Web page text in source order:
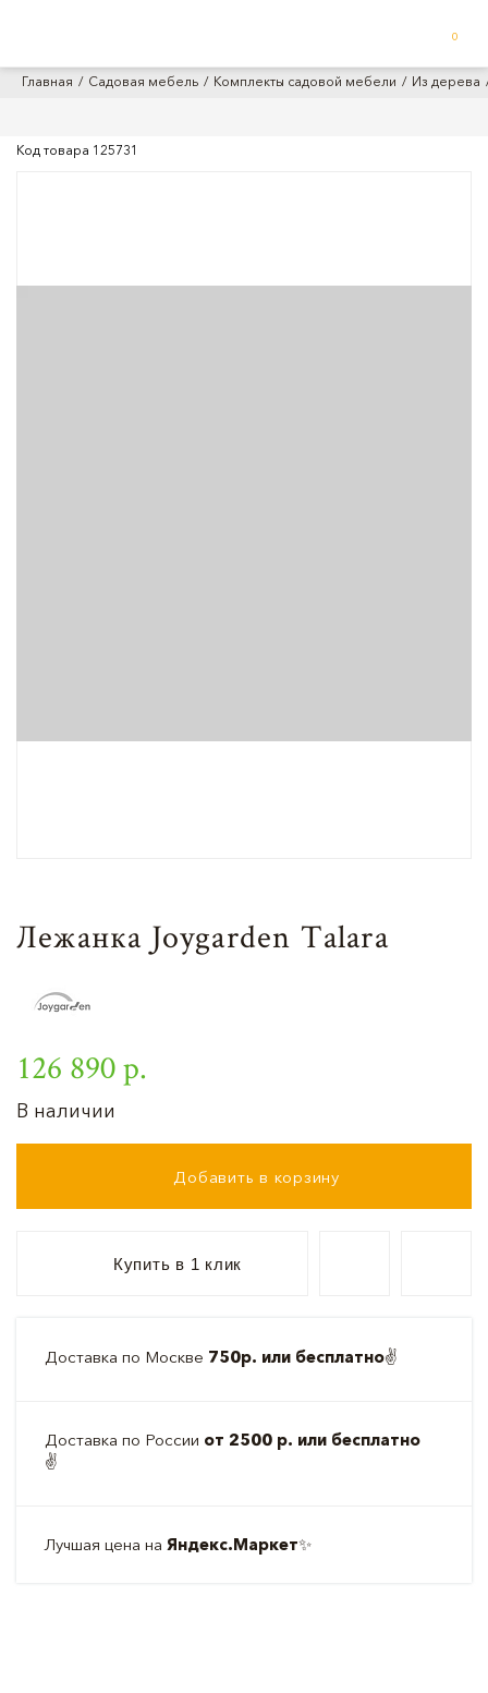
0
Главная Садовая мебель Комплекты садовой мебели Из дерева
Код товара 125731
Лежанка Joygarden Talara
126 890 р.
В наличии
Добавить в корзину
Купить в 1 клик
Доставка по Москве 750р. или бесплатно✌️
Доставка по России от 2500 р. или бесплатно
✌️
Лучшая цена на Яндекс.Маркет✨